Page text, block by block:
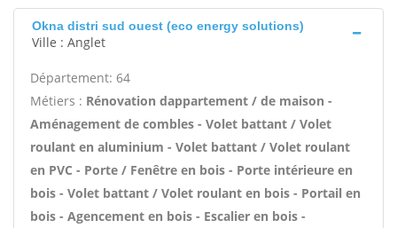
Okna distri sud ouest (eco energy solutions)
Ville : Anglet
Département: 64
Métiers : Rénovation dappartement / de maison -
Aménagement de combles - Volet battant / Volet
roulant en aluminium - Volet battant / Volet roulant
en PVC - Porte / Fenêtre en bois - Porte intérieure en
bois - Volet battant / Volet roulant en bois - Portail en
bois - Agencement en bois - Escalier en bois -